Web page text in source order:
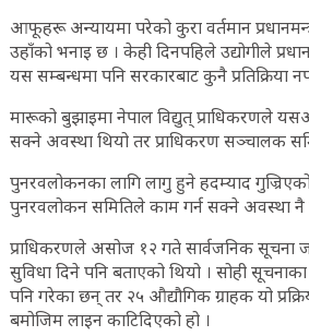
आफूहरू अन्यायमा परेको कुरा वर्तमान
उहाँको भनाइ छ । केही दिनपहिले उद्योगीले
यस सम्बन्धमा पनि सरकारबाट कुनै प्रतिक्रिया
मारूको बुझाइमा नेपाल विद्युत् प्राधिकरणले
सक्ने अवस्था थियो तर प्राधिकरण सञ्चालक
पुनरवलोकनका लागि लागु हुने हदम्याद
पुनरवलोकन समितिले काम गर्न सक्ने अवस्था नै
प्राधिकरणले असोज १२ गते सार्वजनिक सूचना
सुविधा दिने पनि बताएको थियो । सोही
पनि गरेका छन् तर २५ औद्यौगिक ग्राहक यो
बमोजिम लाइन काटिदिएको हो ।